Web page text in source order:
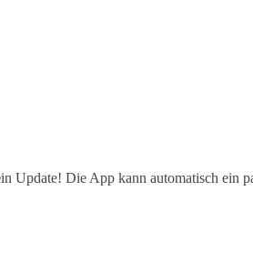
Update! Die App kann automatisch ein